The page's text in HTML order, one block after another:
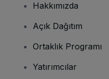
Hakkımızda
Açık Dağıtım
Ortaklık Programı
Yatırımcılar